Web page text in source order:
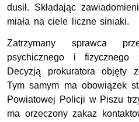
dusił. Składając
miała na ciele liczne siniaki.
Zatrzymany sprawca
psychicznego i
Decyzją prokuratora objęty
Tym samym ma obowiązek
Powiatowej Policji w Piszu
ma orzeczony zakaz